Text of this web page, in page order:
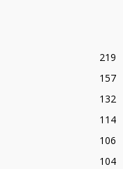
219
157
132
114
106
104